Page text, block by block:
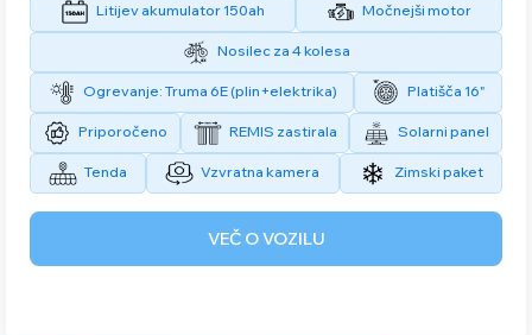
Litijev akumulator 150ah Močnejši motor
Nosilec za 4 kolesa
Ogrevanje: Truma 6E (plin+elektrika) Platišča 16"
Priporočeno REMIS zastirala Solarni panel
Tenda Vzvratna kamera Zimski paket
VEČ O VOZILU